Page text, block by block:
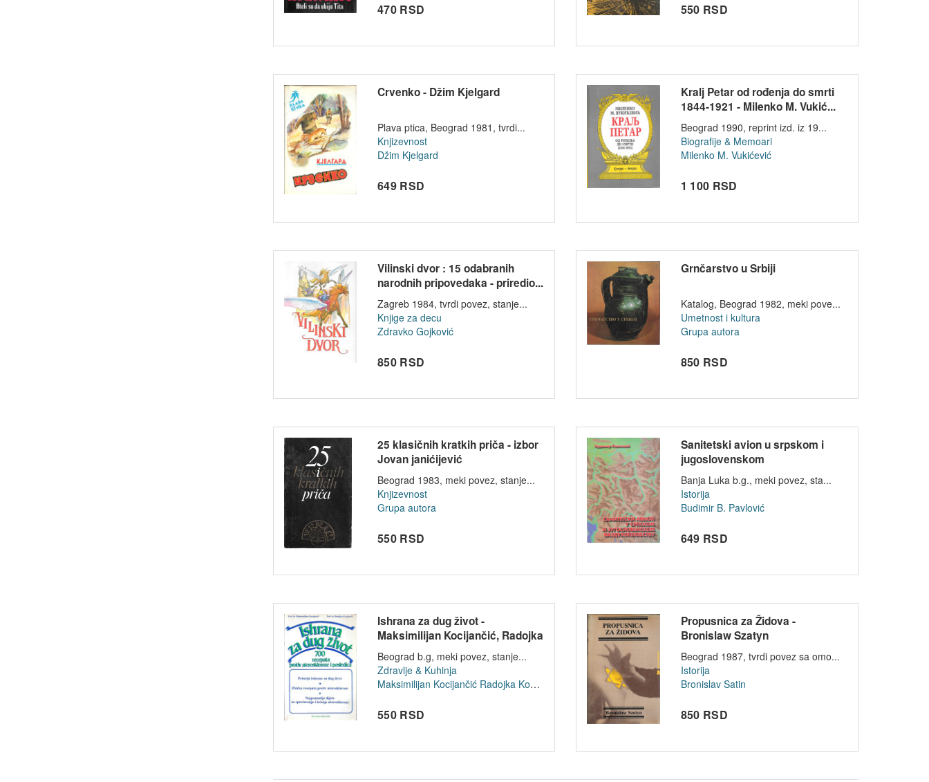
470 RSD 550 RSD
Crvenko - Džim Kjelgard
Plava ptica, Beograd 1981, tvrdi...
Knjizevnost
Džim Kjelgard
649 RSD
Kralj Petar od rođenja do smrti
1844-1921 - Milenko M. Vukić...
Beograd 1990, reprint izd. iz 19...
Biografije & Memoari
Milenko M. Vukićević
1 100 RSD
Vilinski dvor : 15 odabranih
narodnih pripovedaka - priredio...
Zagreb 1984, tvrdi povez, stanje...
Knjige za decu
Zdravko Gojković
850 RSD
Grnčarstvo u Srbiji
Katalog, Beograd 1982, meki pove...
Umetnost i kultura
Grupa autora
850 RSD
25 klasičnih kratkih priča - izbor
Jovan janićijević
Beograd 1983, meki povez, stanje...
Knjizevnost
Grupa autora
550 RSD
Sanitetski avion u srpskom i
jugoslovenskom
vazduhoplovstvu...
Banja Luka b.g., meki povez, sta...
Istorija
Budimir B. Pavlović
649 RSD
Ishrana za dug život -
Maksimilijan Kocijančić, Radojka
Koci...
Beograd b.g, meki povez, stanje...
Zdravlje & Kuhinja
Maksimilijan Kocijančić Radojka Kocijančić
550 RSD
Propusnica za Židova -
Bronislaw Szatyn
Beograd 1987, tvrdi povez sa omo...
Istorija
Bronislav Satin
850 RSD